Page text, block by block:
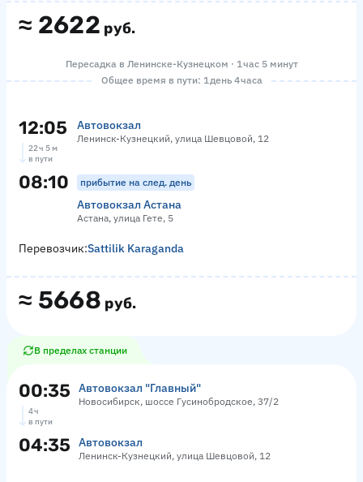
≈ 2622 руб.
Пересадка в Ленинске-Кузнецком · 1 час 5 минут
Общее время в пути: 1 день 4 часа
12:05 Автовокзал
Ленинск-Кузнецкий, улица Шевцовой, 12
22 ч 5 м
в пути
08:10 прибытие на след. день
Автовокзал Астана
Астана, улица Гете, 5
≈ 5668 руб.
Перевозчик:Sattilik Karaganda
В пределах станции
00:35 Автовокзал "Главный"
Новосибирск, шоссе Гусинобродское, 37/2
4 ч
в пути
04:35 Автовокзал
Ленинск-Кузнецкий, улица Шевцовой, 12